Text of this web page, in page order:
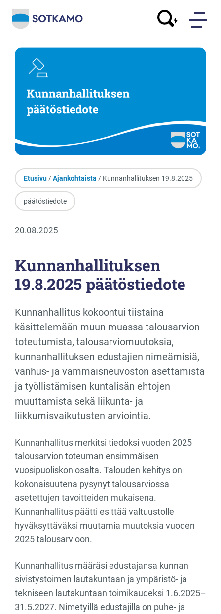
Etusivu/Ajankohtaista / Kunnanhallituksen 19.8.2025
päätöstiedote
20.08.2025
Kunnanhallituksen
19.8.2025 päätöstiedote
Kunnanhallitus kokoontui tiistaina
käsittelemään muun muassa talousarvion
toteutumista, talousarviomuutoksia,
kunnanhallituksen edustajien nimeämisiä,
vanhus- ja vammaisneuvoston asettamista
ja työllistämisen kuntalisän ehtojen
muuttamista sekä liikunta- ja
liikkumisvaikutusten arviointia.
Kunnanhallitus merkitsi tiedoksi vuoden 2025
talousarvion toteuman ensimmäisen
vuosipuoliskon osalta. Talouden kehitys on
kokonaisuutena pysynyt talousarviossa
asetettujen tavoitteiden mukaisena.
Kunnanhallitus päätti esittää valtuustolle
hyväksyttäväksi muutamia muutoksia vuoden
2025 talousarvioon.
Kunnanhallitus määräsi edustajansa kunnan
sivistystoimen lautakuntaan ja ympäristö- ja
tekniseen lautakuntaan toimikaudeksi 1.6.2025–
31.5.2027. Nimetyillä edustajilla on puhe- ja